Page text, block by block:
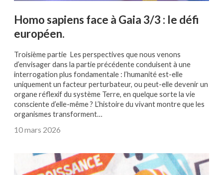
Homo sapiens face à Gaia 3/3 : le défi
européen.
Troisième partie Les perspectives que nous venons
d’envisager dans la partie précédente conduisent à une
interrogation plus fondamentale : l’humanité est-elle
uniquement un facteur perturbateur, ou peut-elle devenir un
organe réflexif du système Terre, en quelque sorte la vie
consciente d’elle-même ? L’histoire du vivant montre que les
organismes transforment…
10 mars 2026